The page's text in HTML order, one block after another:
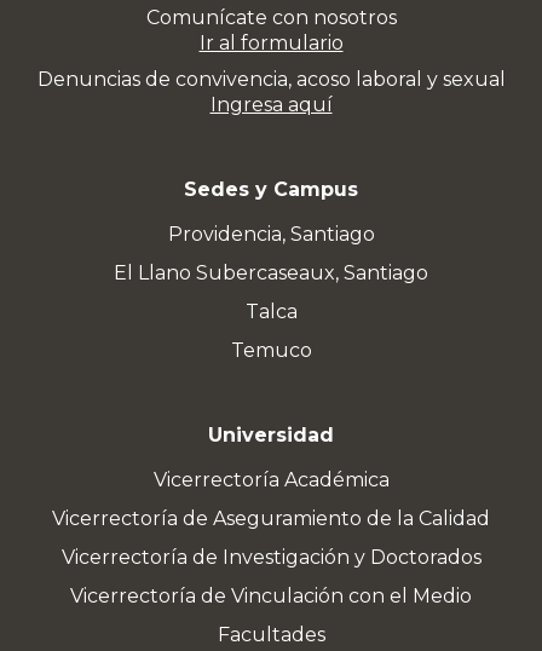
Comunícate con nosotros
Ir al formulario
Denuncias de convivencia, acoso laboral y sexual
Ingresa aquí
Sedes y Campus
Providencia, Santiago
El Llano Subercaseaux, Santiago
Talca
Temuco
Universidad
Vicerrectoría Académica
Vicerrectoría de Aseguramiento de la Calidad
Vicerrectoría de Investigación y Doctorados
Vicerrectoría de Vinculación con el Medio
Facultades